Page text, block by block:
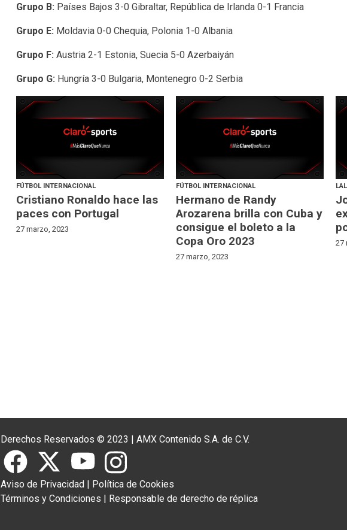
Grupo B: Países Bajos 3-0 Gibraltar, República de Irlanda 0-1 Francia
Grupo E: Moldavia 0-0 Chequia, Polonia 1-0 Albania
Grupo F: Austria 2-1 Estonia, Suecia 5-0 Azerbaiyán
Grupo G: Hungría 3-0 Bulgaria, Montenegro 0-2 Serbia
FÚTBOL INTERNACIONAL
Cristiano Ronaldo hace las
paces con Portugal
27 marzo, 2023
FÚTBOL INTERNACIONAL
Hermano de Randy
Arozarena brilla con Cuba y
consigue el boleto a la
Copa Oro 2023
27 marzo, 2023
27
Derechos Reservados © 2023 | AMX Contenido S.A. de C.V.
Aviso de Privacidad | Política de Cookies
Términos y Condiciones | Responsable de derecho de réplica